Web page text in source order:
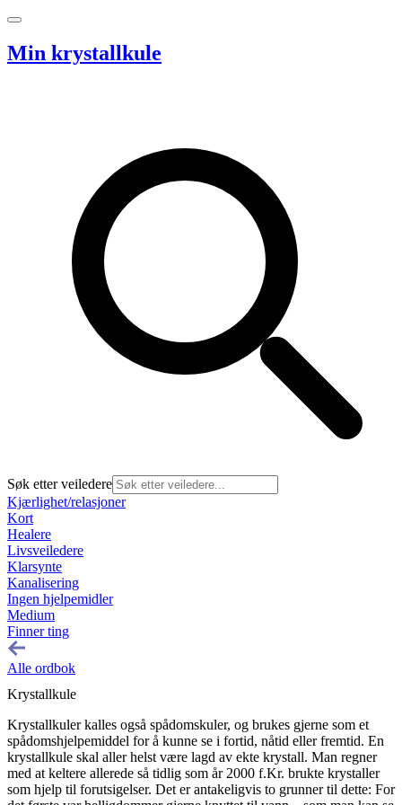
Hopp til innhold
Min krystallkule
Søk etter veiledere
Kjærlighet/relasjoner
Kort
Healere
Livsveiledere
Klarsynte
Kanalisering
Ingen hjelpemidler
Medium
Finner ting
Alle ordbok
Krystallkule
Krystallkuler kalles også spådomskuler, og brukes gjerne som et
spådomshjelpemiddel for å kunne se i fortid, nåtid eller fremtid. En
krystallkule skal aller helst være lagd av ekte krystall. Man regner
med at keltere allerede så tidlig som år 2000 f.Kr. brukte krystaller
som hjelp til forutsigelser. Det er antakeligvis to grunner til dette: For